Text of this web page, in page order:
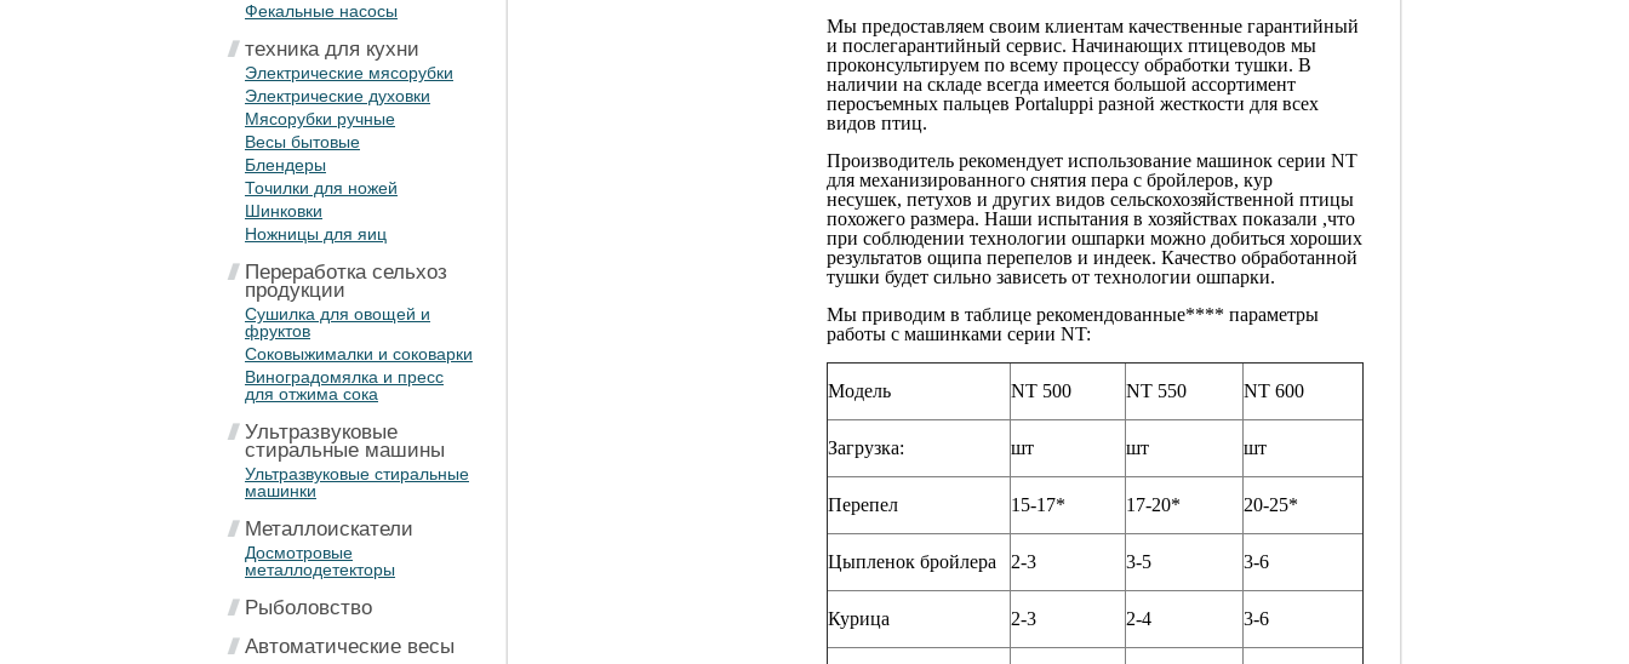
Фекальные насосы
техника для кухни
Электрические мясорубки
Электрические духовки
Мясорубки ручные
Весы бытовые
Блендеры
Точилки для ножей
Шинковки
Ножницы для яиц
Переработка сельхоз
продукции
Сушилка для овощей и
фруктов
Соковыжималки и соковарки
Виноградомялка и пресс
для отжима сока
Ультразвуковые
стиральные машины
Ультразвуковые стиральные
машинки
Металлоискатели
Досмотровые
металлодетекторы
Рыболовство
Автоматические весы
Мы предоставляем своим клиентам качественные гарантийный
и послегарантийный сервис. Начинающих птицеводов мы
проконсультируем по всему процессу обработки тушки. В
наличии на складе всегда имеется большой ассортимент
перосъемных пальцев Роrtaluppi разной жесткости для всех
видов птиц.
Производитель рекомендует использование машинок серии NT
для механизированного снятия пера с бройлеров, кур
несушек, петухов и других видов сельскохозяйственной птицы
похожего размера. Наши испытания в хозяйствах показали ,что
при соблюдении технологии ошпарки можно добиться хороших
результатов ощипа перепелов и индеек. Качество обработанной
тушки будет сильно зависеть от технологии ошпарки.
Мы приводим в таблице рекомендованные**** параметры
работы с машинками серии NT:
Модель NT 500 NT 550 NT 600
Загрузка: шт шт шт
Перепел 15-17* 17-20* 20-25*
Цыпленок бройлера 2-3 3-5 3-6
Курица 2-3 2-4 3-6